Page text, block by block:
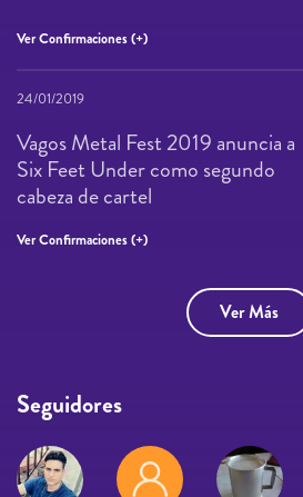
Ver Confirmaciones (+)
24/01/2019
Vagos Metal Fest 2019 anuncia a
Six Feet Under como segundo
cabeza de cartel
Ver Confirmaciones (+)
Ver Más
Seguidores